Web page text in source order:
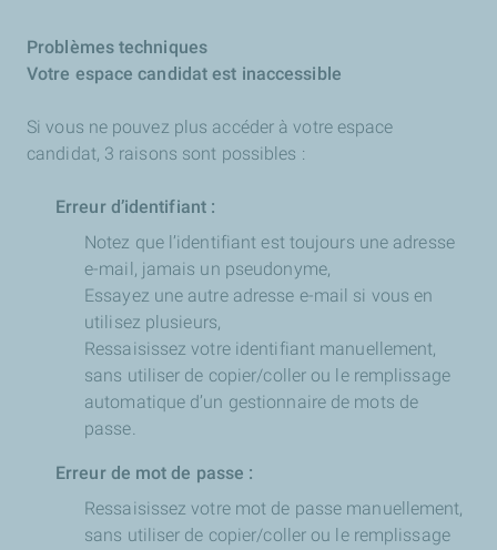
Problèmes techniques
Votre espace candidat est inaccessible
Si vous ne pouvez plus accéder à votre espace
candidat, 3 raisons sont possibles :
Erreur d’identifiant :
Notez que l’identifiant est toujours une adresse
e-mail, jamais un pseudonyme,
Essayez une autre adresse e-mail si vous en
utilisez plusieurs,
Ressaisissez votre identifiant manuellement,
sans utiliser de copier/coller ou le remplissage
automatique d’un gestionnaire de mots de
passe.
Erreur de mot de passe :
Ressaisissez votre mot de passe manuellement,
sans utiliser de copier/coller ou le remplissage